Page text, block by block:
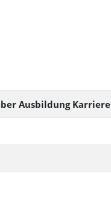
Ausbildung Karriere